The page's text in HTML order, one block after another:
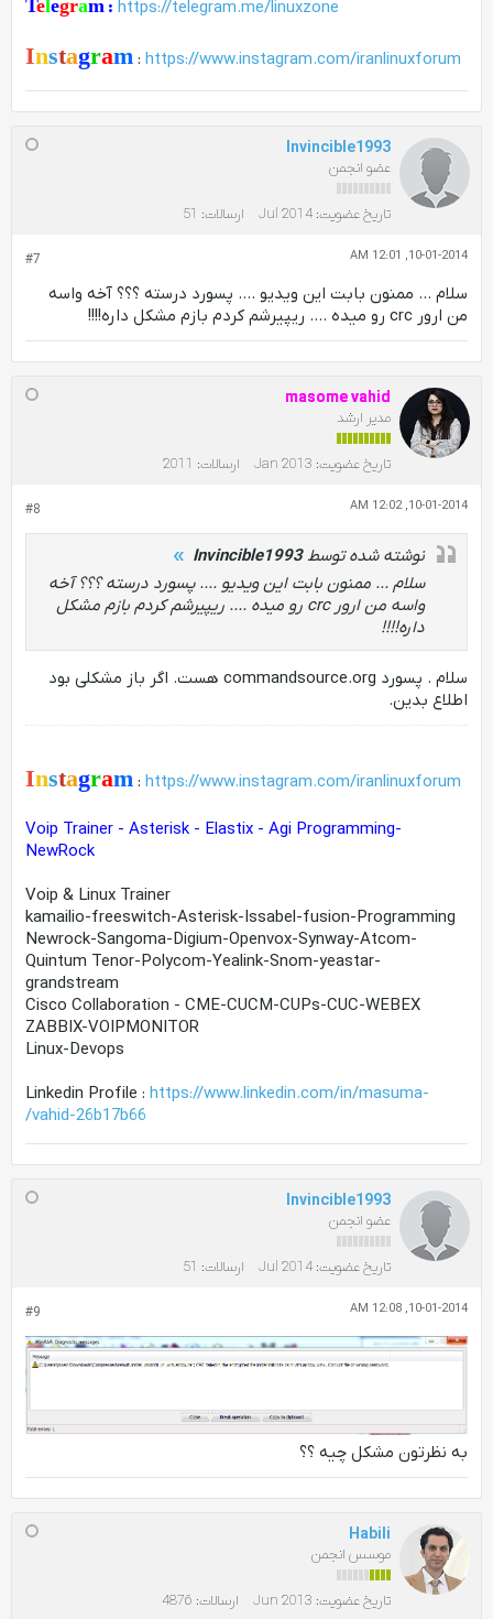
Telegram : https://telegram.me/linuxzone
Instagram : https://www.instagram.com/iranlinuxforum
Invincible1993
عضو انجمن
تاریخ عضویت: Jul 2014 ارسالات: 51
#7 10-01-2014, 12:01 AM
سلام ... ممنون بابت این ویدیو .... پسورد درسته ؟؟؟ آخه واسه
من ارور crc رو میده .... ریپیرشم کردم بازم مشکل داره!!!!
masome vahid
مدیر ارشد
تاریخ عضویت: Jan 2013 ارسالات: 2011
#8 10-01-2014, 12:02 AM
نوشته شده توسطInvincible1993
سلام ... ممنون بابت این ویدیو .... پسورد درسته ؟؟؟ آخه
واسه من ارور crc رو میده .... ریپیرشم کردم بازم مشکل
داره!!!!
سلام . پسورد commandsource.org هست. اگر باز مشکلی بود
اطلاع بدین.
Instagram : https://www.instagram.com/iranlinuxforum
Voip Trainer - Asterisk - Elastix - Agi Programming-
NewRock
Voip & Linux Trainer
kamailio-freeswitch-Asterisk-Issabel-fusion-Programming
Newrock-Sangoma-Digium-Openvox-Synway-Atcom-
Quintum Tenor-Polycom-Yealink-Snom-yeastar-
grandstream
Cisco Collaboration - CME-CUCM-CUPs-CUC-WEBEX
ZABBIX-VOIPMONITOR
Linux-Devops
Linkedin Profile : https://www.linkedin.com/in/masuma-
vahid-26b17b66/
Invincible1993
عضو انجمن
تاریخ عضویت: Jul 2014 ارسالات: 51
#9 10-01-2014, 12:08 AM
به نظرتون مشکل چیه ؟؟
Habili
موسس انجمن
تاریخ عضویت: Jun 2013 ارسالات: 4876